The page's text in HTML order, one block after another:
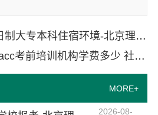
本科住宿环境-北京理工大学珠海学院继续教育学院
训机构学费多少 社科赛斯会计专硕一对一定制复习指导
MORE+
2026-08-